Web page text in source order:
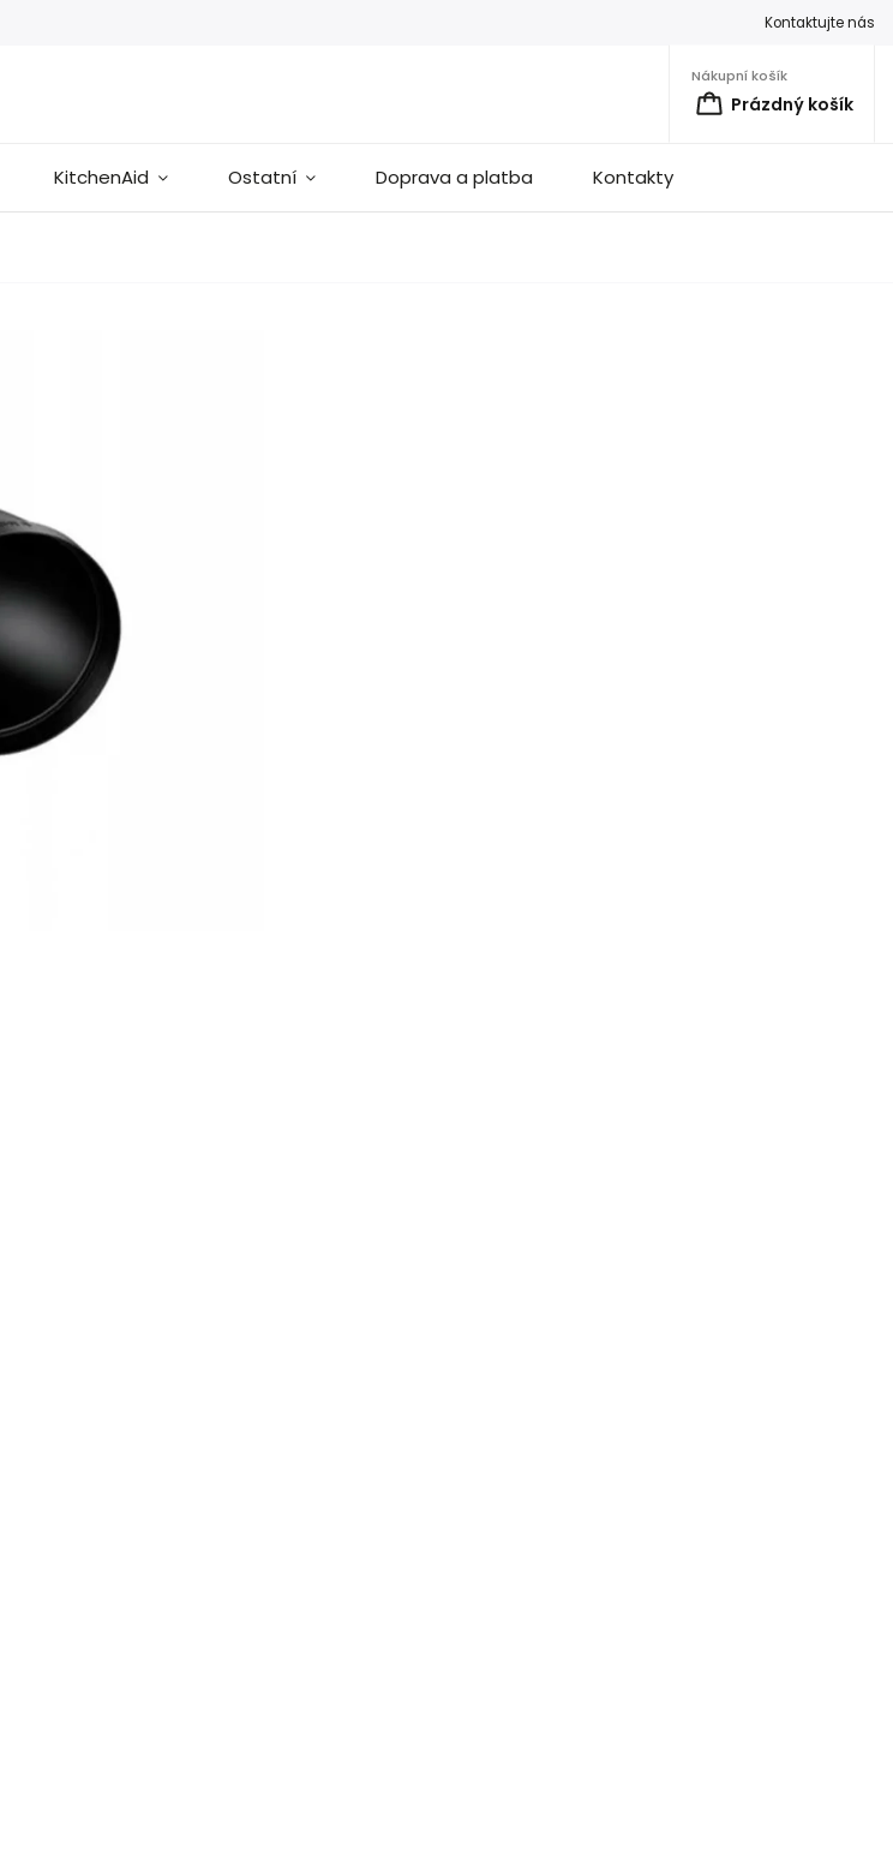
Kontaktujte nás
Nákupní košík
Prázdný košík
KitchenAid Ostatní Doprava a platba Kontakty